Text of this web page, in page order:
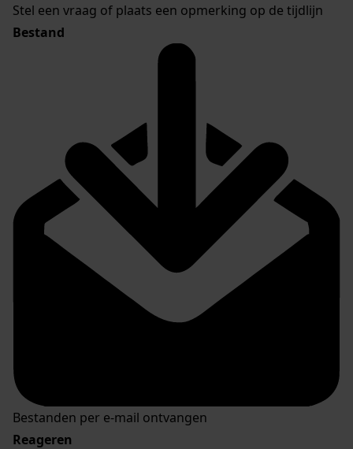
Stel een vraag of plaats een opmerking op de tijdlijn
Bestand
Bestanden per e-mail ontvangen
Reageren